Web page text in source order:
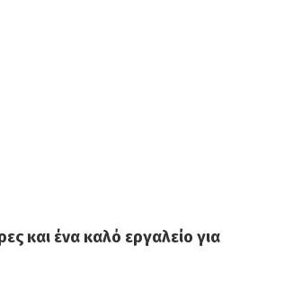
και ένα καλό εργαλείο για